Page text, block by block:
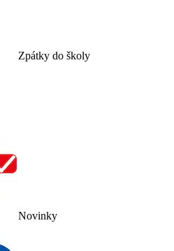
Zpátky do školy
Novinky